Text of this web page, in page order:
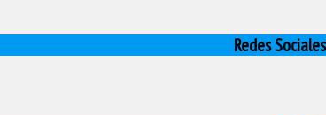
Redes Sociales